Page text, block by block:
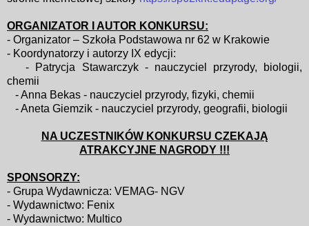
ORGANIZATOR I AUTOR KONKURSU:
- Organizator – Szkoła Podstawowa nr 62 w Krakowie
- Koordynatorzy i autorzy IX edycji:
- Patrycja Stawarczyk - nauczyciel przyrody, biologii,
chemii
- Anna Bekas - nauczyciel przyrody, fizyki, chemii
- Aneta Giemzik - nauczyciel przyrody, geografii, biologii
NA UCZESTNIKÓW KONKURSU CZEKAJĄ
ATRAKCYJNE NAGRODY !!!
SPONSORZY:
- Grupa Wydawnicza: VEMAG- NGV
- Wydawnictwo: Fenix
- Wydawnictwo: Multico